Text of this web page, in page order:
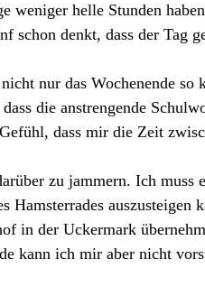
weniger helle Stunden
schon denkt, dass der Tag
nur das Wochenende
die anstrengende
dass mir die Zeit
zu jammern. Ich muss
Hamsterrades
in der Uckermark
kann ich mir aber nicht